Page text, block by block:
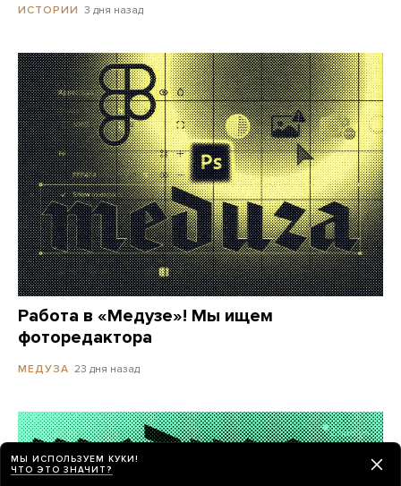
ИСТОРИИ 3 дня назад
Работа в «Медузе»! Мы ищем
фоторедактора
МЕДУЗА 23 дня назад
МЫ ИСПОЛЬЗУЕМ КУКИ!
ЧТО ЭТО ЗНАЧИТ?